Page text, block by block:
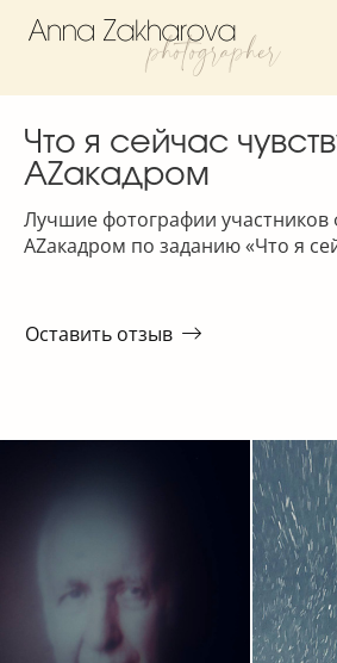
Что я сейчас
AZакадром
Лучшие фотографии участников
AZакадром по заданию «Что я
Оставить отзыв